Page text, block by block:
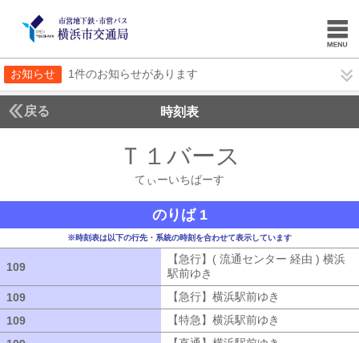
お知らせ 1件のお知らせがあります
戻る 時刻表
Ｔ１バース
てぃーいちばーす
のりば 1
※時刻表は以下の行先・系統の時刻を合わせて表示しています
109
【急行】( 流通センター 経由 ) 横浜
駅前ゆき
109
【急行】横浜駅前ゆき
109
【特急】横浜駅前ゆき